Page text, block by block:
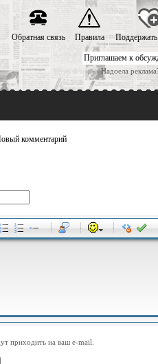
Приглашаем к
Надоела
Обратная связь Правила Поддержать
комментарий
-
-
-
-
-
-
-
-
-
-
-
приходить на ваш e-mail.